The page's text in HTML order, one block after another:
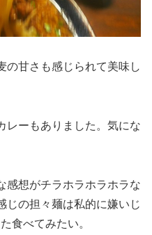
の甘さも感じられて美味し
レーもありました。気にな
感想がチラホラホラホラな
じの担々麺は私的に嫌いじ
食べてみたい。